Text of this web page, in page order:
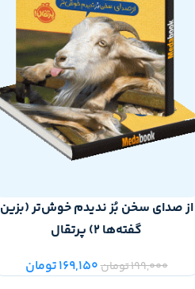
از صدای سخن بُز ندیدم خوش‌تر (بزین
‌گفته‌ها 2) پرتقال
199,000تومان169,150تومان